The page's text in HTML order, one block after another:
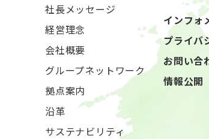
社長メッセージ
経営理念
会社概要
グループネットワーク
拠点案内
沿革
サステナビリティ
インフォ
プライバ
お問い合
情報公開